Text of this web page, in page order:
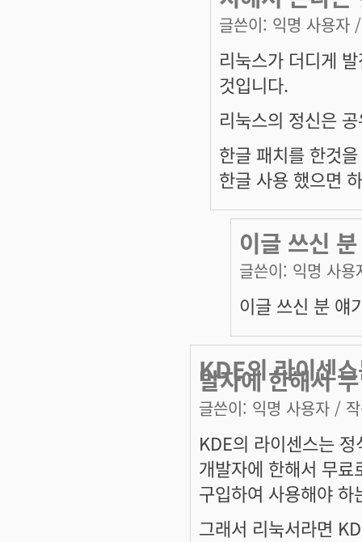
글쓴이: 익명 사용자
리눅스가 더디게
것입니다.
리눅스의 정신은
한글 패치를 한것
한글 사용 했으면
이글 쓰신
글쓴이: 익명 사용
이글 쓰신 분 얘
KDE의 라이센
발자에 한해서 무
글쓴이: 익명 사용자 /
KDE의 라이센스는
개발자에 한해서 무
구입하여 사용해야
그래서 리눅서라면